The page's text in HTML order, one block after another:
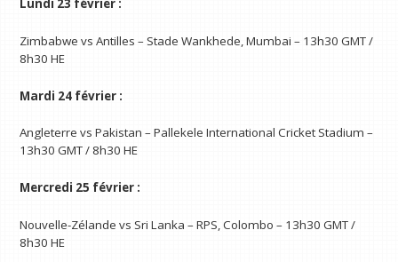
Lundi 23 février :
Zimbabwe vs Antilles – Stade Wankhede, Mumbai – 13h30 GMT /
8h30 HE
Mardi 24 février :
Angleterre vs Pakistan – Pallekele International Cricket Stadium –
13h30 GMT / 8h30 HE
Mercredi 25 février :
Nouvelle-Zélande vs Sri Lanka – RPS, Colombo – 13h30 GMT /
8h30 HE